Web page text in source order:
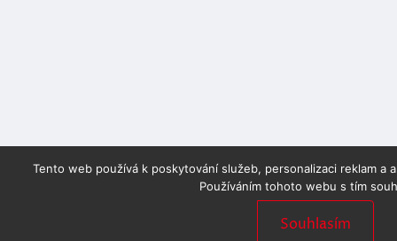
Tento web používá k poskytování služeb, personalizaci reklam a
Používáním tohoto webu s tím
Souhlasím